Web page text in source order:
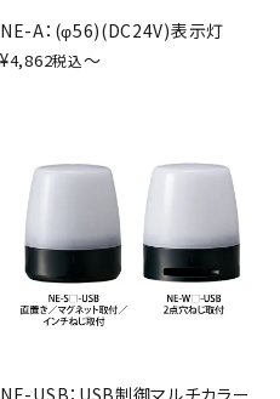
NE-A：(φ56)(DC24V)表示灯
¥4,862税込〜
NE-USB：USB制御マルチカラー